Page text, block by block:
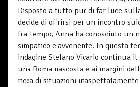
Disposto a tutto pur di far luce
decide di offrirsi per un incontro
frattempo, Anna ha conosciuto un
simpatico e avvenente. In questa
indagine Stefano Vicario continua il
una Roma nascosta e ai margini
ricca di situazioni